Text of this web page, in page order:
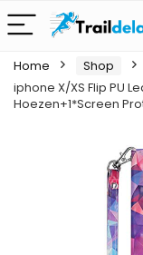
Home Shop
iphone X/XS Flip PU
Hoezen+1*Screen